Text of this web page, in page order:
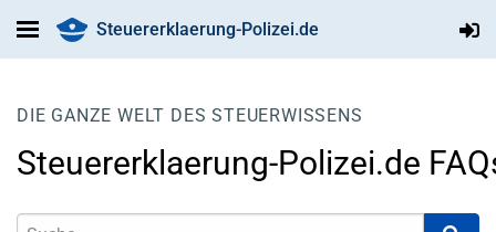
Steuererklaerung-Polizei.de
DIE GANZE WELT DES STEUERWISSENS
Steuererklaerung-Polizei.de